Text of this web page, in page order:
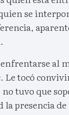
se
al
tocó
no tuvo que
la presencia